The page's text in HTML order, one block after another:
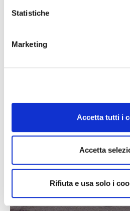
Statistiche
Marketing
Accetta tutti i
Accetta
Rifiuta e usa solo i
Hier zijn alle indicaties en enkele
vermijden.